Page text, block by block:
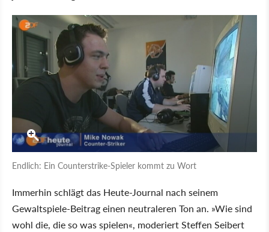
Endlich: Ein Counterstrike-Spieler kommt zu Wort
Immerhin schlägt das Heute-Journal nach seinem
Gewaltspiele-Beitrag einen neutraleren Ton an. »Wie sind
wohl die, die so was spielen«, moderiert Steffen Seibert